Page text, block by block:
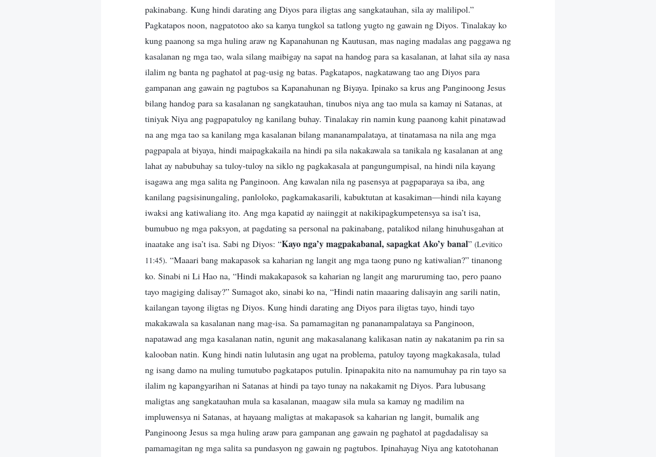
pakinabang. Kung hindi darating ang Diyos para iligtas ang sangkatauhan, sila ay malilipol.”
Pagkatapos noon, nagpatotoo ako sa kanya tungkol sa tatlong yugto ng gawain ng Diyos. Tinalakay ko
kung paanong sa mga huling araw ng Kapanahunan ng Kautusan, mas naging madalas ang paggawa ng
kasalanan ng mga tao, wala silang maibigay na sapat na handog para sa kasalanan, at lahat sila ay nasa
ilalim ng banta ng paghatol at pag-usig ng batas. Pagkatapos, nagkatawang tao ang Diyos para
gampanan ang gawain ng pagtubos sa Kapanahunan ng Biyaya. Ipinako sa krus ang Panginoong Jesus
bilang handog para sa kasalanan ng sangkatauhan, tinubos niya ang tao mula sa kamay ni Satanas, at
tiniyak Niya ang pagpapatuloy ng kanilang buhay. Tinalakay rin namin kung paanong kahit pinatawad
na ang mga tao sa kanilang mga kasalanan bilang mananampalataya, at tinatamasa na nila ang mga
pagpapala at biyaya, hindi maipagkakaila na hindi pa sila nakakawala sa tanikala ng kasalanan at ang
lahat ay nabubuhay sa tuloy-tuloy na siklo ng pagkakasala at pangungumpisal, na hindi nila kayang
isagawa ang mga salita ng Panginoon. Ang kawalan nila ng pasensya at pagpaparaya sa iba, ang
kanilang pagsisinungaling, panloloko, pagkamakasarili, kabuktutan at kasakiman—hindi nila kayang
iwaksi ang katiwaliang ito. Ang mga kapatid ay naiinggit at nakikipagkumpetensya sa isa’t isa,
bumubuo ng mga paksyon, at pagdating sa personal na pakinabang, patalikod nilang hinuhusgahan at
inaatake ang isa’t isa. Sabi ng Diyos: “Kayo nga’y magpakabanal, sapagkat Ako’y banal” (Levitico
11:45). “Maaari bang makapasok sa kaharian ng langit ang mga taong puno ng katiwalian?” tinanong
ko. Sinabi ni Li Hao na, “Hindi makakapasok sa kaharian ng langit ang maruruming tao, pero paano
tayo magiging dalisay?” Sumagot ako, sinabi ko na, “Hindi natin maaaring dalisayin ang sarili natin,
kailangan tayong iligtas ng Diyos. Kung hindi darating ang Diyos para iligtas tayo, hindi tayo
makakawala sa kasalanan nang mag-isa. Sa pamamagitan ng pananampalataya sa Panginoon,
napatawad ang mga kasalanan natin, ngunit ang makasalanang kalikasan natin ay nakatanim pa rin sa
kalooban natin. Kung hindi natin lulutasin ang ugat na problema, patuloy tayong magkakasala, tulad
ng isang damo na muling tumutubo pagkatapos putulin. Ipinapakita nito na namumuhay pa rin tayo sa
ilalim ng kapangyarihan ni Satanas at hindi pa tayo tunay na nakakamit ng Diyos. Para lubusang
maligtas ang sangkatauhan mula sa kasalanan, maagaw sila mula sa kamay ng madilim na
impluwensya ni Satanas, at hayaang maligtas at makapasok sa kaharian ng langit, bumalik ang
Panginoong Jesus sa mga huling araw para gampanan ang gawain ng paghatol at pagdadalisay sa
pamamagitan ng mga salita sa pundasyon ng gawain ng pagtubos. Ipinahayag Niya ang katotohanan